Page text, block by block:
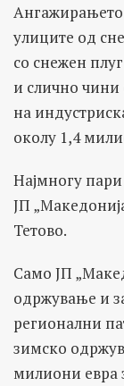
Ангажирањето
улиците од
со снежен
и слично чини
на
околу 1,4
Најмногу
ЈП
Тетово.
Само ЈП
одржување и
регионални
зимско
милиони евра